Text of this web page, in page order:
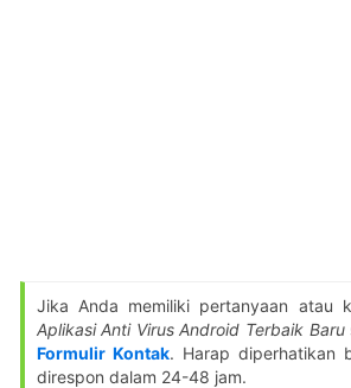
Jika Anda memiliki pertanyaan atau
Aplikasi Anti Virus Android Terbaik Baru
Formulir Kontak. Harap diperhatikan
direspon dalam 24-48 jam.